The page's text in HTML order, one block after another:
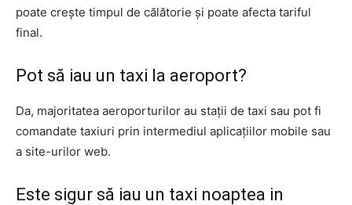
poate crește timpul de călătorie și poate afecta tariful
final.
Pot să iau un taxi la aeroport?
Da, majoritatea aeroporturilor au stații de taxi sau pot fi
comandate taxiuri prin intermediul aplicațiilor mobile sau
a site-urilor web.
Este sigur să iau un taxi noaptea in